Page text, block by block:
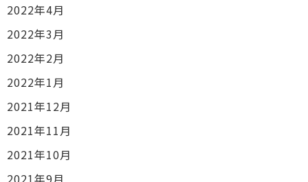
2022年4月
2022年3月
2022年2月
2022年1月
2021年12月
2021年11月
2021年10月
2021年9月